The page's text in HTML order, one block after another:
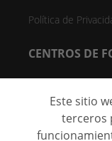
Política de
CENTROS DE
Registrar Centro
Este sitio
terceros